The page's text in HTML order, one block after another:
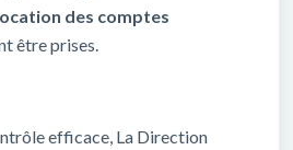
des comptes
être prises.
efficace, La Direction